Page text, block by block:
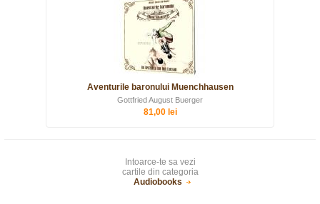
Aventurile baronului Muenchhausen
Gottfried August Buerger
81,00 lei
Intoarce-te sa vezi
cartile din categoria
Audiobooks